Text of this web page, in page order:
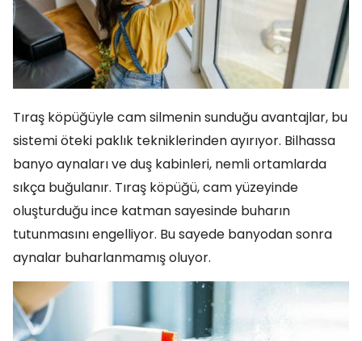
Tıraş köpüğüyle cam silmenin sunduğu avantajlar, bu
sistemi öteki paklık tekniklerinden ayırıyor. Bilhassa
banyo aynaları ve duş kabinleri, nemli ortamlarda
sıkça buğulanır. Tıraş köpüğü, cam yüzeyinde
oluşturduğu ince katman sayesinde buharın
tutunmasını engelliyor. Bu sayede banyodan sonra
aynalar buharlanmamış oluyor.